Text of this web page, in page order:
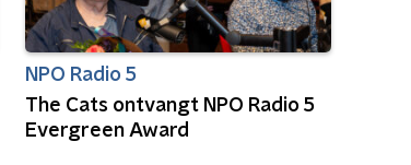
NPO Radio 5
The Cats ontvangt NPO Radio 5
Evergreen Award